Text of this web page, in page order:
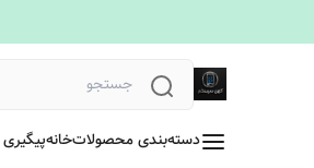
دسته‌بندی محصولاتخانه